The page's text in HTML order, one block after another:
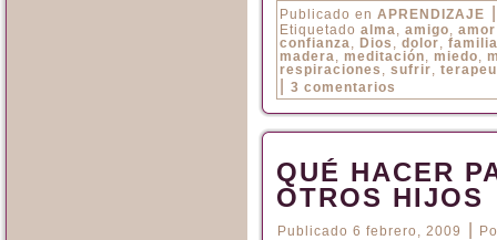
Publicado en APRENDIZAJE
Etiquetado alma, amigo, amor
confianza, Dios , dolor, familia
madera, meditación, miedo,
respiraciones , sufrir,
3 comentarios
QUÉ HACER
OTROS HIJOS
Publicado 6 febrero, 2009